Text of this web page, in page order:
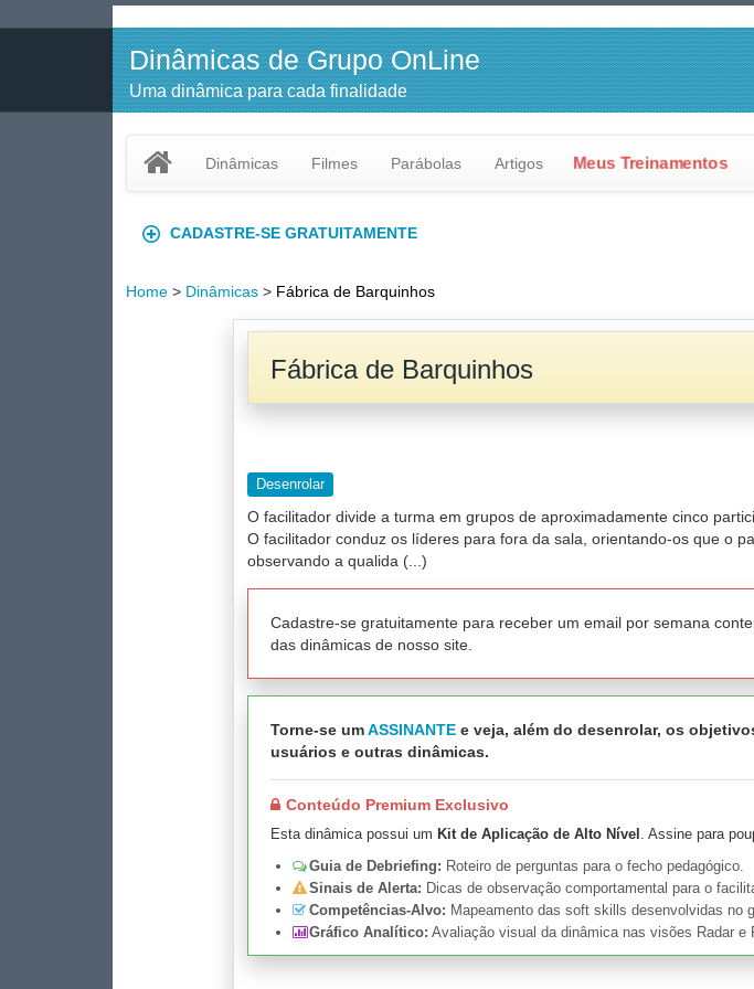
Dinâmicas de Grupo OnLine
Uma dinâmica para cada finalidade
Dinâmicas Filmes Parábolas Artigos Meus Treinamentos
CADASTRE-SE GRATUITAMENTE
Home > Dinâmicas > Fábrica de Barquinhos
Fábrica de Barquinhos
Desenrolar
O facilitador divide a turma em grupos de aproximadamente cinco
O facilitador conduz os líderes para fora da sala, orientando-os que o
observando a qualida (...)
Cadastre-se gratuitamente para receber um email por semana
das dinâmicas de nosso site.
Torne-se umASSINANTE e veja, além do desenrolar, os
usuários e outras dinâmicas.
Conteúdo Premium Exclusivo
Esta dinâmica possui um Kit de Aplicação de Alto Nível . Assine para
Guia de Debriefing: Roteiro de perguntas para o fecho pedagógico.
Sinais de Alerta: Dicas de observação comportamental para o
Competências-Alvo: Mapeamento das soft skills desenvolvidas no
Gráfico Analítico: Avaliação visual da dinâmica nas visões Radar e